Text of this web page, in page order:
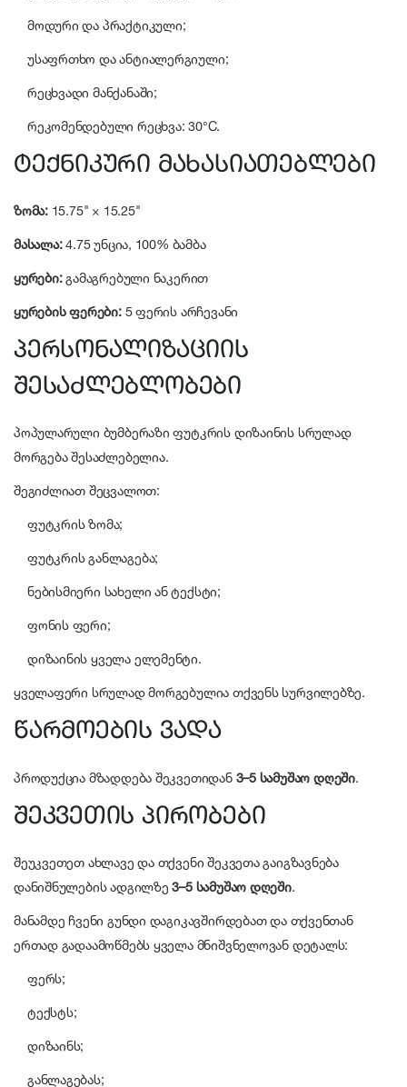
მოდური და პრაქტიკული;
უსაფრთხო და ანტიალერგიული;
რეცხვადი მანქანაში;
რეკომენდებული რეცხვა: 30°C.
ტექნიკური მახასიათებლები
ზომა:15.75" × 15.25"
მასალა:4.75 უნცია, 100% ბამბა
ყურები:გამაგრებული ნაკერით
ყურების ფერები:5 ფერის არჩევანი
პერსონალიზაციის
შესაძლებლობები
პოპულარული ბუმბერაზი ფუტკრის დიზაინის სრულად
მორგება შესაძლებელია.
შეგიძლიათ შეცვალოთ:
ფუტკრის ზომა;
ფუტკრის განლაგება;
ნებისმიერი სახელი ან ტექსტი;
ფონის ფერი;
დიზაინის ყველა ელემენტი.
ყველაფერი სრულად მორგებულია თქვენს სურვილებზე.
წარმოების ვადა
პროდუქცია მზადდება შეკვეთიდან 3–5 სამუშაო დღეში.
შეკვეთის პირობები
შეუკვეთეთ ახლავე და თქვენი შეკვეთა გაიგზავნება
დანიშნულების ადგილზე3–5 სამუშაო დღეში.
მანამდე ჩვენი გუნდი დაგიკავშირდებათ და თქვენთან
ერთად გადაამოწმებს ყველა მნიშვნელოვან დეტალს:
ფერს;
ტექსტს;
დიზაინს;
განლაგებას;